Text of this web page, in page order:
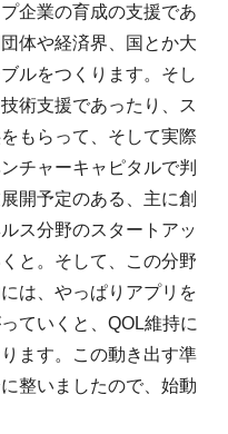
企業の育成の支援であ
体や経済界、国とか大
ルをつくります。そし
術支援であったり、ス
もらって、そして実際
チャーキャピタルで判
開予定のある、主に創
ス分野のスタートアッ
と。そして、この分野
は、やっぱりアプリを
ていくと、QOL維持に
ます。この動き出す準
整いましたので、始動